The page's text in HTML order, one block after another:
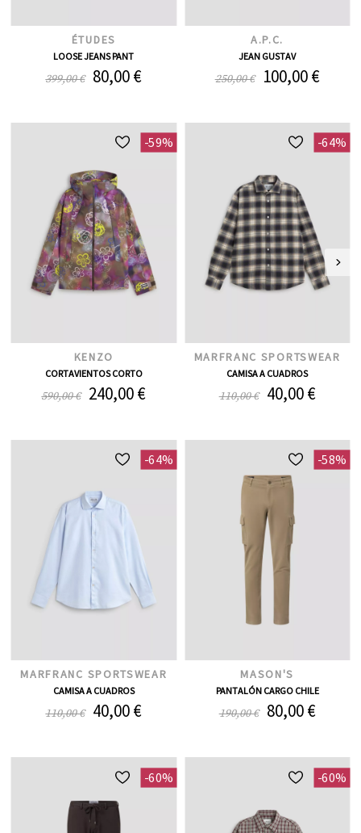
ÉTUDES
LOOSE JEANS PANT
399,00 € 80,00 €
A.P.C.
JEAN GUSTAV
250,00 € 100,00 €
-59%
KENZO
CORTAVIENTOS CORTO
590,00 € 240,00 €
-64%
MARFRANC SPORTSWEAR
CAMISA A CUADROS
110,00 € 40,00 €
-64%
MARFRANC SPORTSWEAR
CAMISA A CUADROS
110,00 € 40,00 €
-58%
MASON'S
PANTALÓN CARGO CHILE
190,00 € 80,00 €
-60% -60%